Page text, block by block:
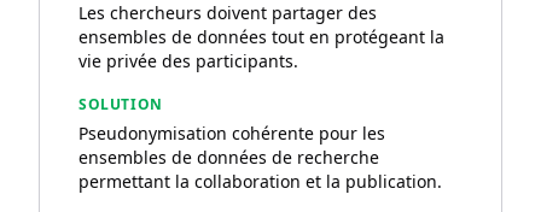
Les chercheurs doivent partager des
ensembles de données tout en protégeant la
vie privée des participants.
SOLUTION
Pseudonymisation cohérente pour les
ensembles de données de recherche
permettant la collaboration et la publication.